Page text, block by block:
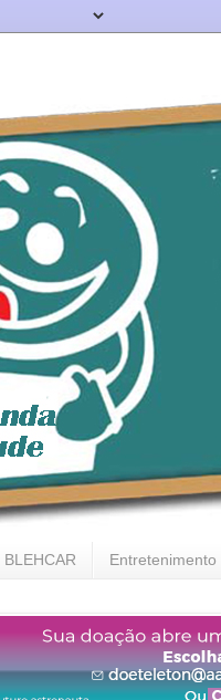
BLEHCAR Entretenimento